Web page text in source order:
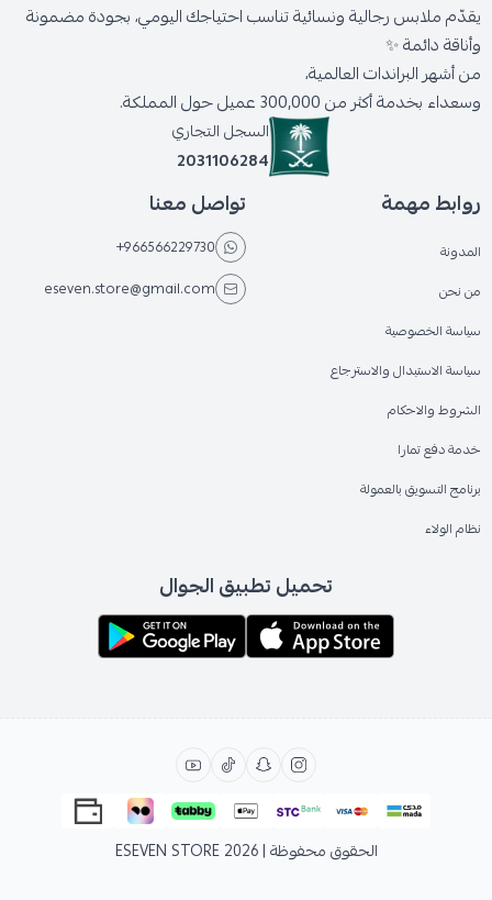
يقدّم ملابس رجالية ونسائية تناسب احتياجك اليومي، بجودة مضمونة
وأناقة دائمة ✨
من أشهر البراندات العالمية،
وسعداء بخدمة أكثر من 300,000 عميل حول المملكة.
السجل التجاري
2031106284
روابط مهمة
المدونة
من نحن
سياسة الخصوصية
سياسة الاستبدال والاسترجاع
الشروط والاحكام
خدمة دفع تمارا
برنامج التسويق بالعمولة
نظام الولاء
تواصل معنا
+966566229730
eseven.store@gmail.com
تحميل تطبيق الجوال
الحقوق محفوظة | 2026 ESEVEN STORE